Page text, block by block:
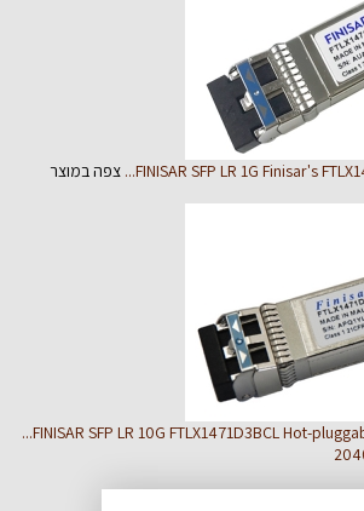
FINISAR SFP LR 1G Finisar's
צפה במוצר
FINISAR SFP LR 10G FTLX1471D3BCL Hot-